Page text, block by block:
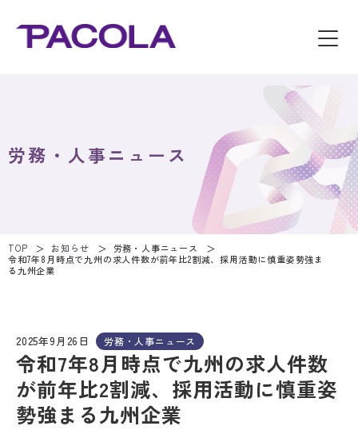
労務・人事ニュース
TOP お知らせ
労務・人事ニュース
令和7年8月時点で九州の求人件数が前年比2割減、採用活動に慎重姿勢強ま
る九州企業
2025年9月26日 労務・人事ニュース
令和7年8月時点で九州の求人件数
が前年比2割減、採用活動に慎重姿
勢強まる九州企業